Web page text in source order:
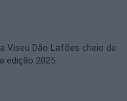
Viseu Dão Lafões cheio de
edição 2025